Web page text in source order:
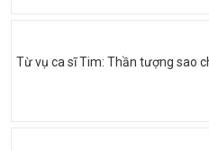
Từ vụ ca sĩ Tim: Thần tượng sao